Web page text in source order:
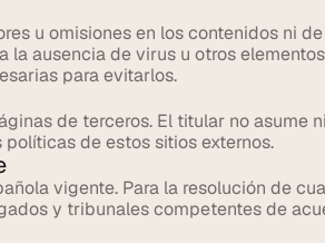
u omisiones en los contenidos ni
ausencia de virus u otros
para evitarlos.
de terceros. El titular no asume
de estos sitios externos.
vigente. Para la resolución de
y tribunales competentes de